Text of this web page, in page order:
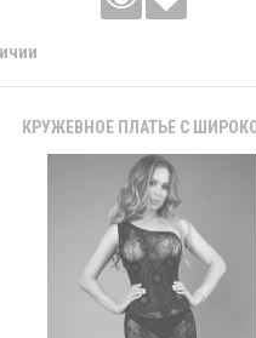
КРУЖЕВНОЕ ПЛАТЬЕ С